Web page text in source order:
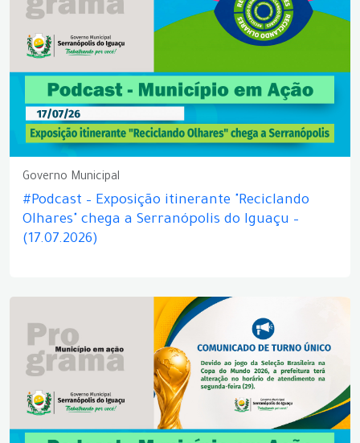
Governo Municipal
#Podcast – Exposição itinerante "Reciclando
Olhares" chega a Serranópolis do Iguaçu –
(17.07.2026)